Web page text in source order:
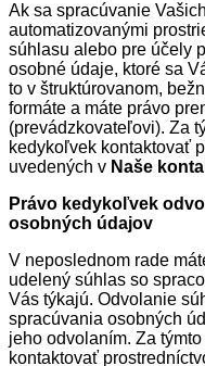
Ak sa spracúvanie
automatizovanými
súhlasu alebo pre účely
osobné údaje, ktoré sa
to v štruktúrovanom,
formáte a máte právo
(prevádzkovateľovi). Za
kedykoľvek kontaktovať
uvedených v Naše
Právo kedykoľvek
osobných údajov
V neposlednom rade
udelený súhlas so
Vás týkajú. Odvolanie
spracúvania osobných
jeho odvolaním. Za
kontaktovať